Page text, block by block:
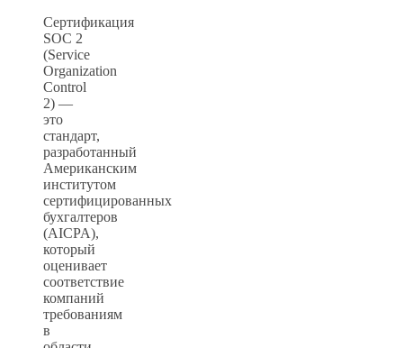
Сертификация
SOC 2
(Service
Organization
Control
2) —
это
стандарт,
разработанный
Американским
институтом
сертифицированных
бухгалтеров
(AICPA),
который
оценивает
соответствие
компаний
требованиям
в